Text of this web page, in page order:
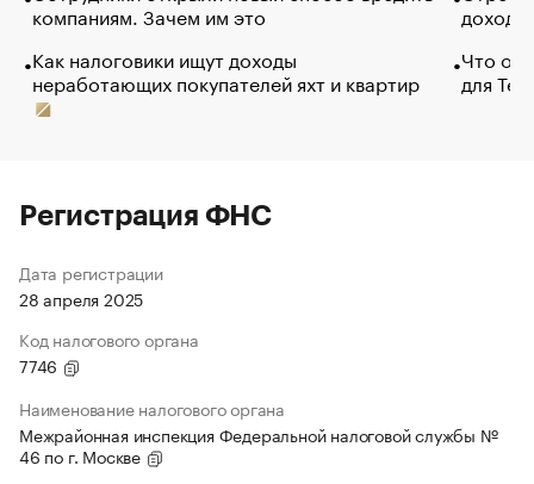
компаниям. Зачем им это
Как налоговики ищут доходы
неработающих покупателей яхт и квартир
Что
для
Регистрация ФНС
Дата регистрации
28 апреля 2025
Код налогового органа
7746
Наименование налогового органа
Межрайонная инспекция Федеральной налоговой службы №
46 по г. Москве